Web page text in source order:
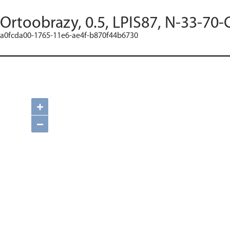
Ortoobrazy, 0.5, LPIS87, N-33-70-
a0fcda00-1765-11e6-ae4f-b870f44b6730
+
−